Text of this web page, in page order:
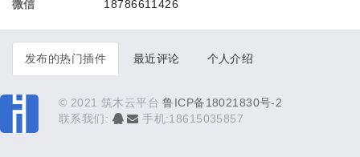
微信 18786611426
发布的热门插件 最近评论 个人介绍
© 2021 筑木云平台鲁ICP备18021830号-2
联系我们:
手机:18615035857